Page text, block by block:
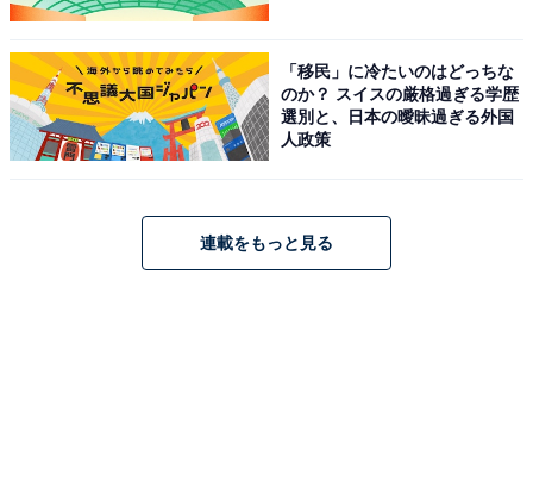
「移民」に冷たいのはどっちな
のか？ スイスの厳格過ぎる学歴
選別と、日本の曖昧過ぎる外国
人政策
連載をもっと見る